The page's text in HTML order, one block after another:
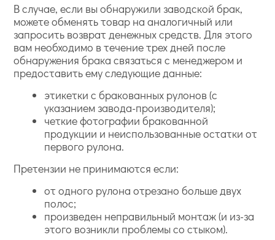
В случае, если вы обнаружили заводской брак,
можете обменять товар на аналогичный или
запросить возврат денежных средств. Для этого
вам необходимо в течение трех дней после
обнаружения брака связаться с менеджером и
предоставить ему следующие данные:
этикетки с бракованных рулонов (с
указанием завода-производителя);
четкие фотографии бракованной
продукции и неиспользованные остатки от
первого рулона.
Претензии не принимаются если:
от одного рулона отрезано больше двух
полос;
произведен неправильный монтаж (и из-за
этого возникли проблемы со стыком).